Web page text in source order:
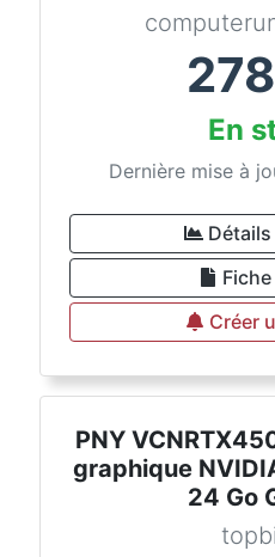
En
Dernière mise à
Créer
PNY
graphique
24 Go